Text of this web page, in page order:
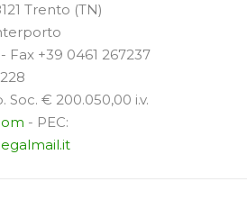
Trento (TN)
- Fax +39 0461 267237
Soc. € 200.050,00 i.v.
- PEC: